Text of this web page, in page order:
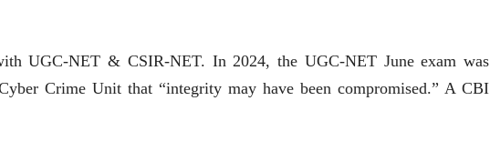
UGC-NET & CSIR-NET. In 2024, the UGC-NET June exam was
Crime Unit that “integrity may have been compromised.” A CBI